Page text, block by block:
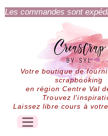
Les commandes sont
Votre boutique de
scrapbooking
en région Centre Val
Trouvez
Laissez libre cours à